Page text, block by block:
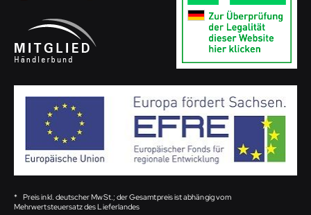
* Preis inkl. deutscher MwSt.; der Gesamtpreis ist abhängig vom
Mehrwertsteuersatz des Lieferlandes